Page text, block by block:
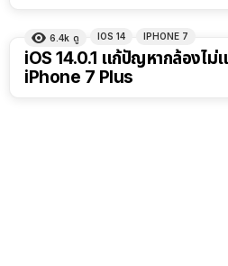
6.4k ดู IOS 14 IPHONE 7
iOS 14.0.1 แก้ปัญหากล้องไม่
iPhone 7 Plus